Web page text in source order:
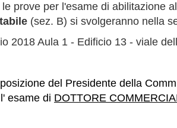
prove per l'esame di abilitazione
(sez. B) si svolgeranno nella
2018 Aula 1 - Edificio 13 - viale
del Presidente della
esame di DOTTORE